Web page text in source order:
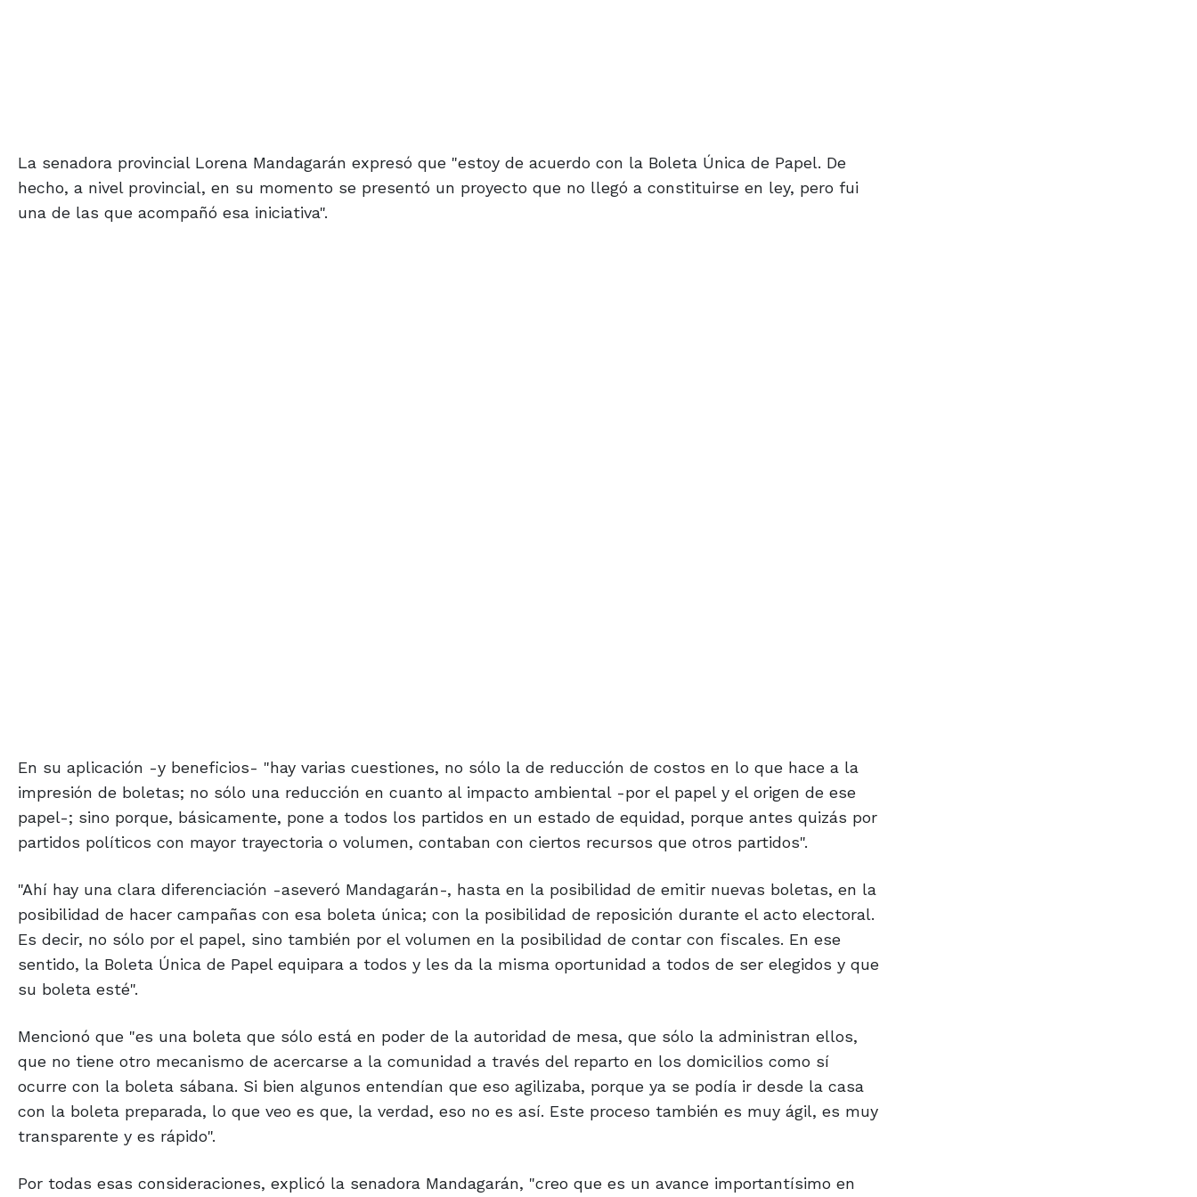
La senadora provincial Lorena Mandagarán expresó que "estoy de acuerdo con la Boleta Única de Papel. De
hecho, a nivel provincial, en su momento se presentó un proyecto que no llegó a constituirse en ley, pero fui
una de las que acompañó esa iniciativa".
En su aplicación -y beneficios- "hay varias cuestiones, no sólo la de reducción de costos en lo que hace a la
impresión de boletas; no sólo una reducción en cuanto al impacto ambiental -por el papel y el origen de ese
papel-; sino porque, básicamente, pone a todos los partidos en un estado de equidad, porque antes quizás por
partidos políticos con mayor trayectoria o volumen, contaban con ciertos recursos que otros partidos".
"Ahí hay una clara diferenciación -aseveró Mandagarán-, hasta en la posibilidad de emitir nuevas boletas, en la
posibilidad de hacer campañas con esa boleta única; con la posibilidad de reposición durante el acto electoral.
Es decir, no sólo por el papel, sino también por el volumen en la posibilidad de contar con fiscales. En ese
sentido, la Boleta Única de Papel equipara a todos y les da la misma oportunidad a todos de ser elegidos y que
su boleta esté".
Mencionó que "es una boleta que sólo está en poder de la autoridad de mesa, que sólo la administran ellos,
que no tiene otro mecanismo de acercarse a la comunidad a través del reparto en los domicilios como sí
ocurre con la boleta sábana. Si bien algunos entendían que eso agilizaba, porque ya se podía ir desde la casa
con la boleta preparada, lo que veo es que, la verdad, eso no es así. Este proceso también es muy ágil, es muy
transparente y es rápido".
Por todas esas consideraciones, explicó la senadora Mandagarán, "creo que es un avance importantísimo en